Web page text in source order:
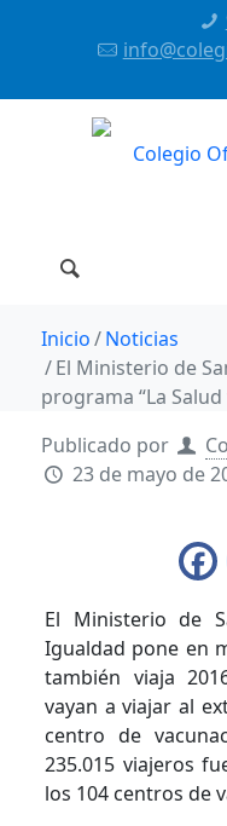
Inicio
Noticias
El Ministerio de
programa “La
Publicado por
23 de mayo de
El Ministerio de
Igualdad pone en
también viaja
vayan a viajar al
centro de
235.015 viajeros
los 104 centros de